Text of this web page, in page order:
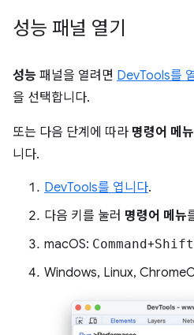
성능 패널 열기
성능 패널을 열려면 DevTools를
을 선택합니다.
또는 다음 단계에 따라 명령어 메뉴
니다.
DevTools를 엽니다.
다음 키를 눌러 명령어 메뉴
macOS: Command+Shift
Windows, Linux,